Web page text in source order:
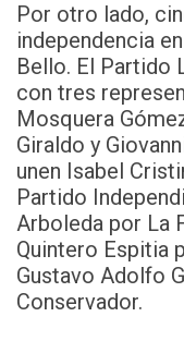
Por otro lado,
independencia
Bello. El Partido
con tres
Mosquera
Giraldo y
unen Isabel
Partido
Arboleda por La
Quintero Espitia
Gustavo Adolfo
Conservador.